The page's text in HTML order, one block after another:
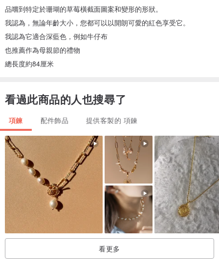
品嚐到特定於珊瑚的草莓橫截面圖案和變形的形狀。
我認為，無論年齡大小，您都可以以開朗可愛的紅色享受它。
我認為它適合深藍色，例如牛仔布
也推薦作為母親節的禮物
總長度約84厘米
看過此商品的人也搜尋了
項鍊 配件飾品 提供客製的 項鍊
看更多